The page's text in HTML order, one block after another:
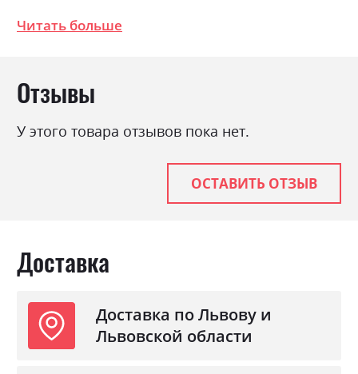
является габаритным и обременительным.
закрытые и открытые ниши. Поэтому выбрав
даже несколько элементов из детской
обязательно найдется место, чтобы
разместить все необходимые вещи.
Материал: ДСП ламинированная 16 мм.
Производитель Kronospan. Фурнитура:
Hettich. Направляющая: полное выдвижение.
Фабрика:
Цвет (Фасад):
Цвет (Корпус):
Цвет материала
дуб ясний сонома/білий
Читать больше
Отзывы
У этого товара отзывов пока нет.
ОСТАВИТЬ ОТЗЫВ
Доставка
Доставка по Львову и
Львовской области